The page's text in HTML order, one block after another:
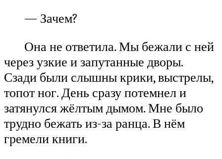
— Зачем?
Она не ответила. Мы бежали с ней
через узкие и запутанные дворы.
Сзади были слышны крики, выстрелы,
топот ног. День сразу потемнел и
затянулся жёлтым дымом. Мне было
трудно бежать из-за ранца. В нём
гремели книги.